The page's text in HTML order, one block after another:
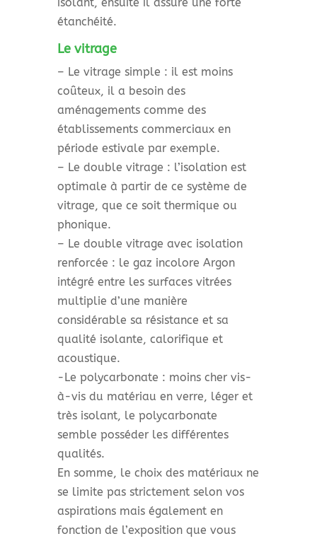
étanchéité.
Le vitrage
– Le vitrage simple : il est moins
coûteux, il a besoin des
aménagements comme des
établissements commerciaux en
période estivale par exemple.
– Le double vitrage : l’isolation est
optimale à partir de ce système de
vitrage, que ce soit thermique ou
phonique.
– Le double vitrage avec isolation
renforcée : le gaz incolore Argon
intégré entre les surfaces vitrées
multiplie d’une manière
considérable sa résistance et sa
qualité isolante, calorifique et
acoustique.
-Le polycarbonate : moins cher vis-
à-vis du matériau en verre, léger et
très isolant, le polycarbonate
semble posséder les différentes
qualités.
En somme, le choix des matériaux ne
se limite pas strictement selon vos
aspirations mais également en
fonction de l’exposition que vous